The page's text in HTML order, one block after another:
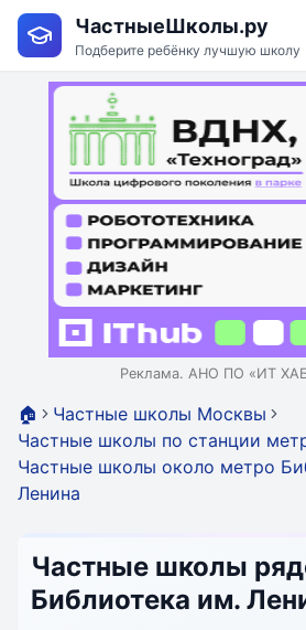
ЧастныеШколы.ру
Подберите ребёнку лучшую школу
Реклама. АНО ПО «ИТ
🏠
Частные школы Москвы
Частные школы по станции
Частные школы около метро
Ленина
Частные школы
Библиотека им.